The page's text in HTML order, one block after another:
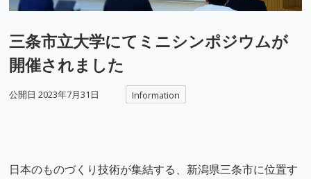
三条市立大学にてミニシンポジウムが
開催されました
公開日 2023年7月31日 Information
日本のものづくり技術が集結する、新潟県三条市に位置す